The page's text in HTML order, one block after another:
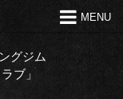
ブの特徴
表あいさつ
MENU
グジム
ブ」